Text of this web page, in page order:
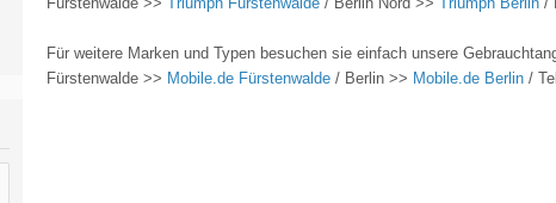
Für weitere Marken und Typen besuchen sie einfach unsere
Fürstenwalde >> Mobile.de Fürstenwalde / Berlin >> Mobile.de Berlin /